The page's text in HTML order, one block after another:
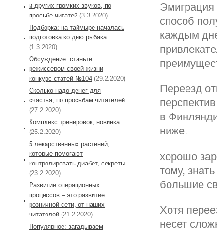
способ
каждым
Переезд
в
ниже.
хорошо
тому,
большие
Хотя
несет
и других громких звуков, по
просьбе читатей (3.3.2020)
Подборка: на таймыре началась
подготовка ко дню рыбака
(1.3.2020)
Обсуждение: станьте
режиссером своей жизни
конкурс статей №104 (29.2.2020)
Сколько надо денег для
счастья, по просьбам читателей
(27.2.2020)
Комплекс тренировок, новинка
(25.2.2020)
5 лекарственных растений,
которые помогают
контролировать диабет, секреты
(23.2.2020)
Развитие операционных
процессов – это развитие
розничной сети, от наших
читателей (21.2.2020)
Популярное: загадываем